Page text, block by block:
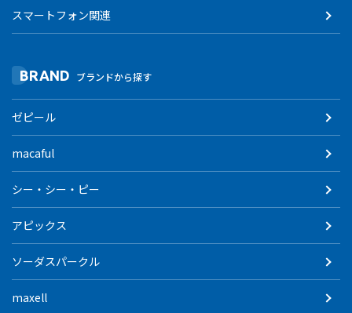
スマートフォン関連
BRAND ブランドから探す
ゼピール
macaful
シー・シー・ピー
アピックス
ソーダスパークル
maxell